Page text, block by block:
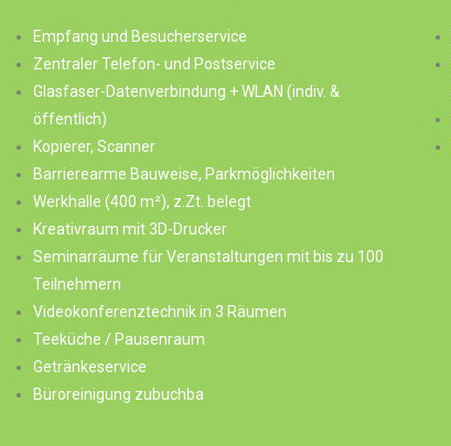
Empfang und Besucherservice
Zentraler Telefon- und Postservice
Glasfaser-Datenverbindung + WLAN (indiv. &
öffentlich)
Kopierer, Scanner
Barrierearme Bauweise, Parkmöglichkeiten
Werkhalle (400 m²), z.Zt. belegt
Kreativraum mit 3D-Drucker
Seminarräume für Veranstaltungen mit bis zu 100
Teilnehmern
Videokonferenztechnik in 3 Räumen
Teeküche / Pausenraum
Getränkeservice
Büroreinigung zubuchba